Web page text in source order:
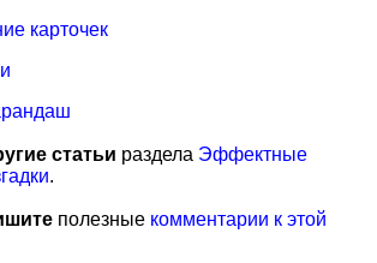
карточек
статьи раздела Эффектные
.
полезные комментарии к этой